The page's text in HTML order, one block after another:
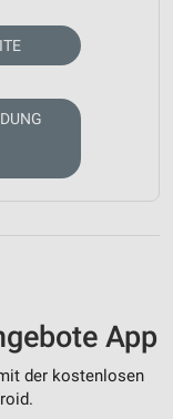
App
der kostenlosen